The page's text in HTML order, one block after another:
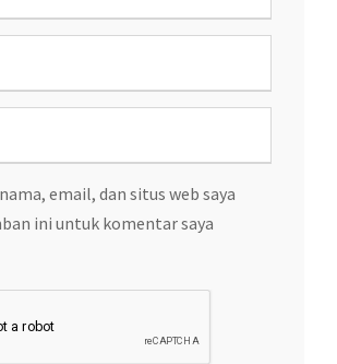
email, dan situs web saya
ini untuk komentar saya